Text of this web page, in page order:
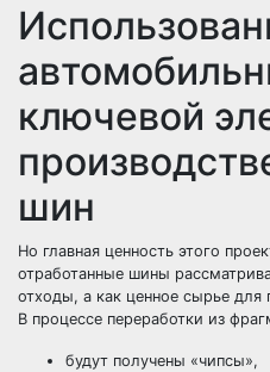
ключевой
шин
Но главная ценность этого
отработанные шины
отходы, а как ценное сырье для
В процессе переработки из
будут получены «чипсы»,